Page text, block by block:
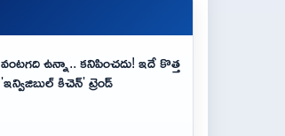
వంటగది ఉన్నా.. కనిపించదు! ఇదే కొత్త
'ఇన్విజిబుల్ కిచెన్' ట్రెండ్